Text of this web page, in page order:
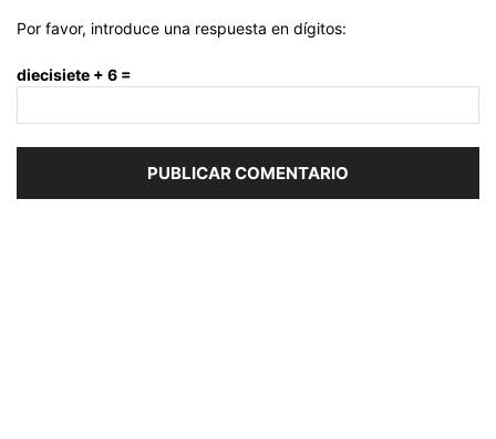
Por favor, introduce una respuesta en dígitos:
diecisiete + 6 =